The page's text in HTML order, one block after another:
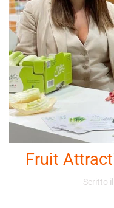
Fruit
Scritto il